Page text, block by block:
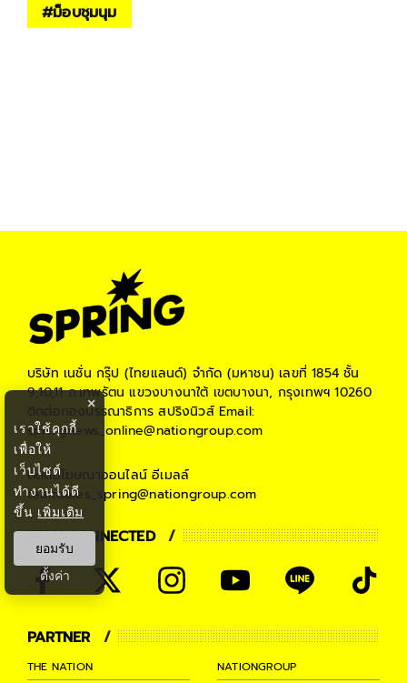
#ม็อบชุมนุม
บริษัท เนชั่น กรุ๊ป (ไทยแลนด์) จำกัด (มหาชน) เลขที่ 1854 ชั้น
9,10,11 ถ.เทพรัตน แขวงบางนาใต้ เขตบางนา, กรุงเทพฯ 10260
ติดต่อกองบรรณาธิการ สปริงนิวส์Email:
springnews_online@nationgroup.com
ติดต่อโฆษณาออนไลน์ อีเมลล์
teamsales_spring@nationgroup.com
STAY CONNECTED
PARTNER
THE NATION NATIONGROUP
×
เราใช้คุกกี้
เพื่อให้
เว็บไซต์
ทำงานได้ดี
ขึ้น เพิ่มเติม
ยอมรับ
ตั้งค่า